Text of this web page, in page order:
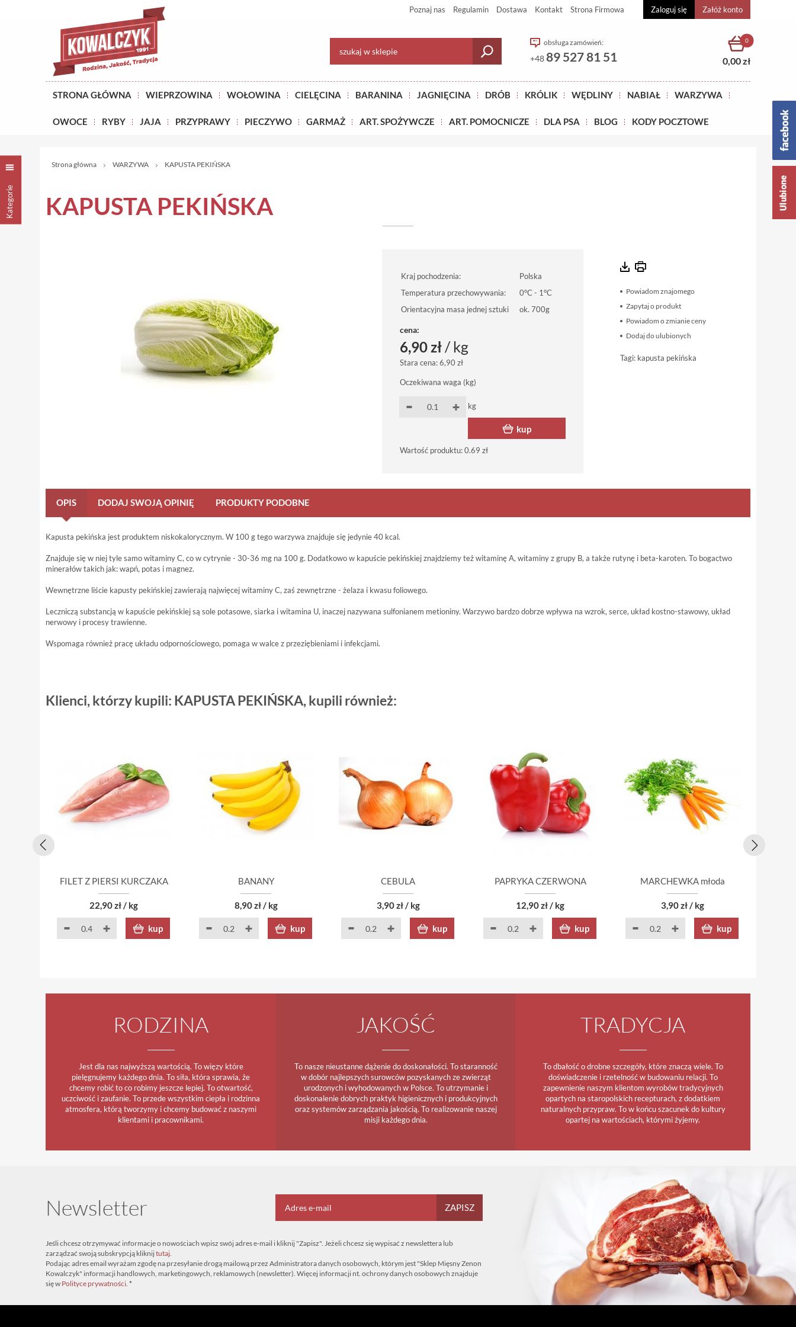
Poznaj nas Regulamin Dostawa Kontakt Strona Firmowa Zaloguj się Załóż konto
obsługa zamówień:
+4889 527 81 51
0
0,00 zł
STRONA GŁÓWNA WIEPRZOWINA WOŁOWINA CIELĘCINA BARANINA JAGNIĘCINA DRÓB KRÓLIK WĘDLINY NABIAŁ WARZYWA
OWOCE RYBY JAJA PRZYPRAWY PIECZYWO GARMAŻ ART. SPOŻYWCZE ART. POMOCNICZE DLA PSA BLOG KODY POCZTOWE
Strona główna WARZYWA KAPUSTA PEKIŃSKA
Kategorie KAPUSTA PEKIŃSKA
Kraj pochodzenia:
Polska
Temperatura przechowywania:
0°C - 1°C
Orientacyjna masa jednej sztuki
ok. 700g
cena:
6,90 zł/ kg
Stara cena:6,90 zł
Oczekiwana waga (kg)
kg
kup
Wartość produktu:0.69 zł
Powiadom znajomego
Zapytaj o produkt
Powiadom o zmianie ceny
Dodaj do ulubionych
Tagi: kapusta pekińska
OPIS DODAJ SWOJĄ OPINIĘ PRODUKTY PODOBNE
Kapusta pekińska jest produktem niskokalorycznym. W 100 g tego warzywa znajduje się jedynie 40 kcal.
Znajduje się w niej tyle samo witaminy C, co w cytrynie - 30-36 mg na 100 g. Dodatkowo w kapuście pekińskiej znajdziemy też witaminę A, witaminy z grupy B, a także rutynę i beta-karoten. To bogactwo
minerałów takich jak: wapń, potas i magnez.
Wewnętrzne liście kapusty pekińskiej zawierają najwięcej witaminy C, zaś zewnętrzne - żelaza i kwasu foliowego.
Leczniczą substancją w kapuście pekińskiej są sole potasowe, siarka i witamina U, inaczej nazywana sulfonianem metioniny. Warzywo bardzo dobrze wpływa na wzrok, serce, układ kostno-stawowy, układ
nerwowy i procesy trawienne.
Wspomaga również pracę układu odpornościowego, pomaga w walce z przeziębieniami i infekcjami.
Klienci, którzy kupili: KAPUSTA PEKIŃSKA, kupili również:
FILET Z PIERSI KURCZAKA
22,90 zł / kg
kup
BANANY
8,90 zł / kg
kup
CEBULA
3,90 zł / kg
kup
PAPRYKA CZERWONA
12,90 zł / kg
kup
MARCHEWKA młoda
3,90 zł / kg
kup
RODZINA
Jest dla nas najwyższą wartością. To więzy które
pielęgnujemy każdego dnia. To siła, która sprawia, że
chcemy robić to co robimy jeszcze lepiej. To otwartość,
uczciwość i zaufanie. To przede wszystkim ciepła i rodzinna
atmosfera, którą tworzymy i chcemy budować z naszymi
klientami i pracownikami.
JAKOŚĆ
To nasze nieustanne dążenie do doskonałości. To staranność
w dobór najlepszych surowców pozyskanych ze zwierząt
urodzonych i wyhodowanych w Polsce. To utrzymanie i
doskonalenie dobrych praktyk higienicznych i produkcyjnych
oraz systemów zarządzania jakością. To realizowanie naszej
misji każdego dnia.
TRADYCJA
To dbałość o drobne szczegóły, które znaczą wiele. To
doświadczenie i rzetelność w budowaniu relacji. To
zapewnienie naszym klientom wyrobów tradycyjnych
opartych na staropolskich recepturach, z dodatkiem
naturalnych przypraw. To w końcu szacunek do kultury
opartej na wartościach, którymi żyjemy.
Newsletter ZAPISZ
Jeśli chcesz otrzymywać informacje o nowościach wpisz swój adres e-mail i kliknij "Zapisz". Jeżeli chcesz się wypisać z newslettera lub
zarządzać swoją subskrypcją kliknijtutaj.
Podając adres email wyrażam zgodę na przesyłanie drogą mailową przez Administratora danych osobowych, którym jest "Sklep Mięsny Zenon
Kowalczyk" informacji handlowych, marketingowych, reklamowych (newsletter). Więcej informacji nt. ochrony danych osobowych znajduje
się w Polityce prywatności. *